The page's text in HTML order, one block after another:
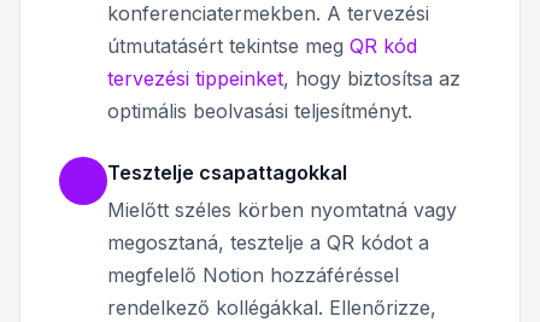
konferenciatermekben. A tervezési
útmutatásért tekintse meg QR kód
tervezési tippeinket, hogy biztosítsa az
optimális beolvasási teljesítményt.
Tesztelje csapattagokkal
Mielőtt széles körben nyomtatná vagy
megosztaná, tesztelje a QR kódot a
megfelelő Notion hozzáféréssel
rendelkező kollégákkal. Ellenőrizze,